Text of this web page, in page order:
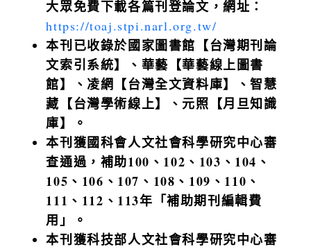
大眾免費下載各篇刊登論文，網址：
https://toaj.stpi.narl.org.tw/
本刊已收錄於國家圖書館【台灣期刊論
文索引系統】、華藝【華藝線上圖書
館】、凌網【台灣全文資料庫】、智慧
藏【台灣學術線上】、元照【月旦知識
庫】。
本刊獲國科會人文社會科學研究中心審
查通過，補助100、102、103、104、
105、106、107、108、109、110、
111、112、113年「補助期刊編輯費
用」。
本刊獲科技部人文社會科學研究中心審